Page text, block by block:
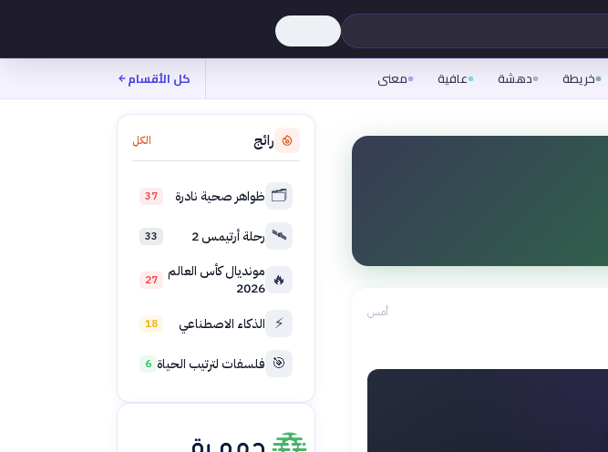
خريطة دهشة عافية معنى كل الأقسام
أمس
رائج الكل
🗂️ ظواهر صحية نادرة 37
🛰️ رحلة أرتيمس 2 33
🔥 مونديال كأس العالم
2026
27
⚡ الذكاء الاصطناعي 18
🎯 فلسفات لترتيب الحياة 6